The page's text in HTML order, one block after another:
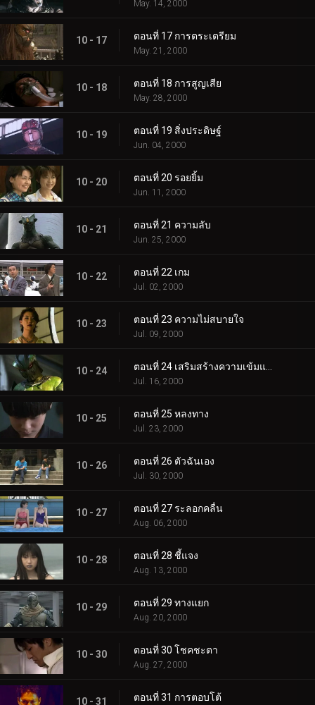
May. 14, 2000
10 - 17 ตอนที่ 17 การตระเตรียม
May. 21, 2000
10 - 18 ตอนที่ 18 การสูญเสีย
May. 28, 2000
10 - 19 ตอนที่ 19 สิ่งประดิษฐ์
Jun. 04, 2000
10 - 20 ตอนที่ 20 รอยยิ้ม
Jun. 11, 2000
10 - 21 ตอนที่ 21 ความลับ
Jun. 25, 2000
10 - 22 ตอนที่ 22 เกม
Jul. 02, 2000
10 - 23 ตอนที่ 23 ความไม่สบายใจ
Jul. 09, 2000
10 - 24
Jul. 16, 2000
10 - 25 ตอนที่ 25 หลงทาง
Jul. 23, 2000
10 - 26 ตอนที่ 26 ตัวฉันเอง
Jul. 30, 2000
10 - 27 ตอนที่ 27 ระลอกคลื่น
Aug. 06, 2000
10 - 28 ตอนที่ 28 ชี้แจง
Aug. 13, 2000
10 - 29 ตอนที่ 29 ทางแยก
Aug. 20, 2000
10 - 30 ตอนที่ 30 โชคชะตา
Aug. 27, 2000
10 - 31 ตอนที่ 31 การตอบโต้